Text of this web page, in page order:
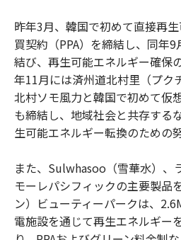
昨年3月、韓国で初めて直接再
買契約（PPA）を締結し、同年9
結び、再生可能エネルギー確保
年11月には済州道北村里（プク
北村ソモ風力と韓国で初めて仮
も締結し、地域社会と共存する
生可能エネルギー転換のための
また、Sulwhasoo（雪華水）、
モーレパシフィックの主要製品
ン）ビューティーパークは、
電施設を通じて再生エネルギー